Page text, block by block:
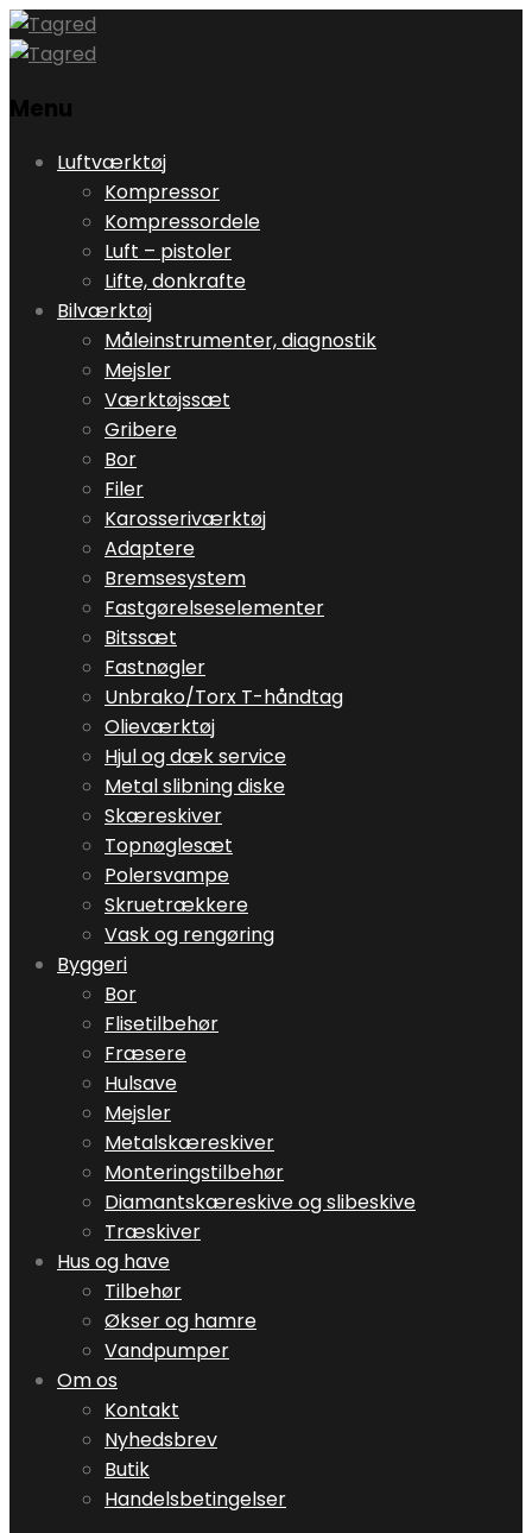
Menu
Skip
content
Luftværktøj
Kompressor
Kompressordele
Luft – pistoler
Lifte, donkrafte
Bilværktøj
Måleinstrumenter, diagnostik
Mejsler
Værktøjssæt
Gribere
Bor
Filer
Karosseriværktøj
Adaptere
Bremsesystem
Fastgørelseselementer
Bitssæt
Fastnøgler
Unbrako/Torx T-håndtag
Olieværktøj
Hjul og dæk service
Metal slibning diske
Skæreskiver
Topnøglesæt
Polersvampe
Skruetrækkere
Vask og rengøring
Byggeri
Bor
Flisetilbehør
Fræsere
Hulsave
Mejsler
Metalskæreskiver
Monteringstilbehør
Diamantskæreskive og slibeskive
Træskiver
Hus og have
Tilbehør
Økser og hamre
Vandpumper
Om os
Kontakt
Nyhedsbrev
Butik
Handelsbetingelser